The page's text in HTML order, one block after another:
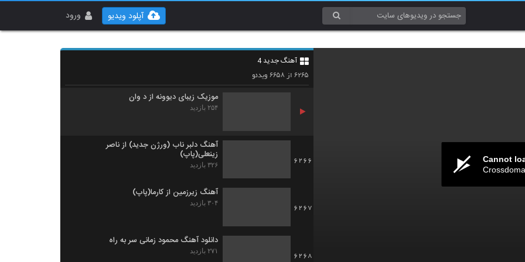
ورود آپلود ویدیو
Cannot
آهنگ جدید 4
۶۲۶۵از ۶۶۵۸ویدئو
6264
دانلود آهنگ جدید و زیبای هومن مرادخانی با نام
موزیک زیبای دیوونه از د وان
۲۵۴ بازدید
6266
آهنگ دلبر ناب (ورژن جدید) از ناصر
زینعلی(پاپ)
۳۲۶ بازدید
6267
آهنگ زیرزمین از کارما(پاپ)
۳۰۴ بازدید
6268
دانلود آهنگ محمود زمانی سر به راه
۲۷۱ بازدید